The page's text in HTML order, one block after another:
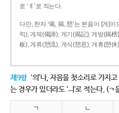
로 ‘ㅖ’로 적는다.
다만, 한자 ‘偈, 揭, 憩’는 본음이 [게]이
句), 게제(偈諦), 게기(揭記), 게방(揭
板), 게류(憩流), 게식(憩息), 게휴(憩休
제9항 ‘의’나, 자음을 첫소리로 가지고
는 경우가 있더라도 ‘ㅢ’로 적는다. (ㄱ
ㄱ ㄴ